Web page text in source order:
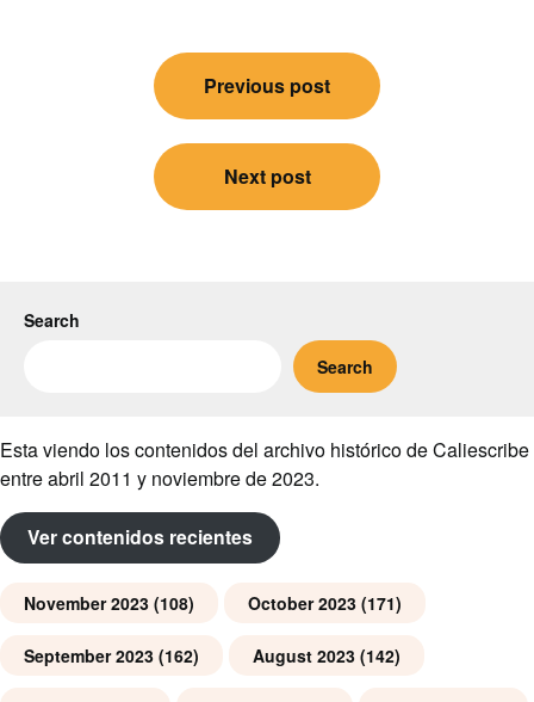
Previous post
Next post
Search
Search
Esta viendo los contenidos del archivo histórico de Caliescribe
entre abril 2011 y noviembre de 2023.
Ver contenidos recientes
November 2023 (108) October 2023 (171)
September 2023 (162) August 2023 (142)